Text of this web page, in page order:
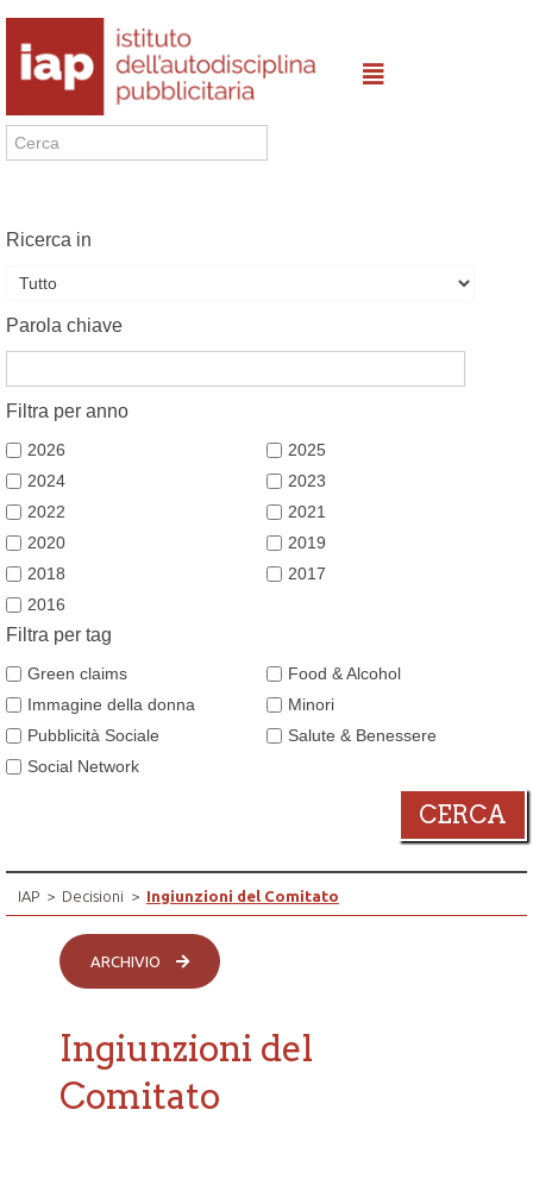
Ricerca in
Parola chiave
Filtra per anno
2026
2025
2024
2023
2022
2021
2020
2019
2018
2017
2016
Filtra per tag
Green claims
Food & Alcohol
Immagine della donna
Minori
Pubblicità Sociale
Salute & Benessere
Social Network
CERCA
IAP > Decisioni > Ingiunzioni del Comitato
ARCHIVIO
Ingiunzioni del
Comitato